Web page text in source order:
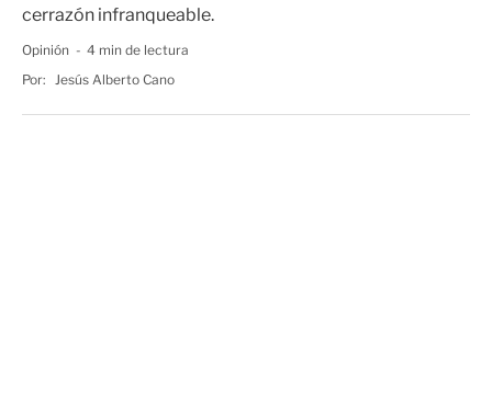
cerrazón infranqueable.
Opinión
4 min de lectura
Por: Jesús Alberto Cano